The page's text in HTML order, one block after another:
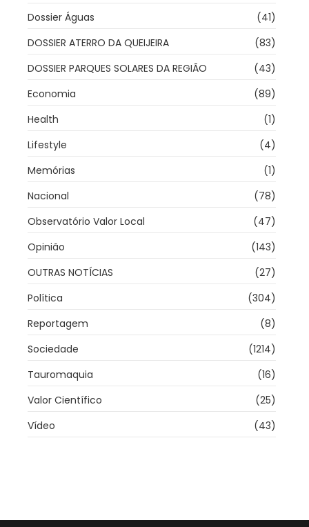
Dossier Águas
(41)
DOSSIER ATERRO DA QUEIJEIRA
(83)
DOSSIER PARQUES SOLARES DA REGIÃO
(43)
Economia
(89)
Health
(1)
Lifestyle
(4)
Memórias
(1)
Nacional
(78)
Observatório Valor Local
(47)
Opinião
(143)
OUTRAS NOTÍCIAS
(27)
Política
(304)
Reportagem
(8)
Sociedade
(1214)
Tauromaquia
(16)
Valor Científico
(25)
Vídeo
(43)